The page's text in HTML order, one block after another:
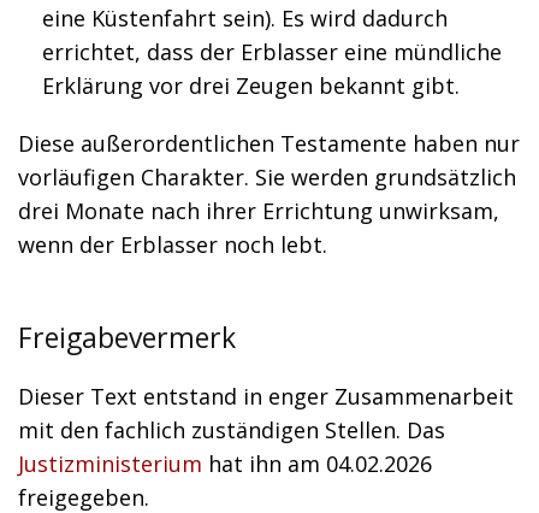
eine Küstenfahrt sein). Es wird dadurch
errichtet, dass der Erblasser eine mündliche
Erklärung vor drei Zeugen bekannt gibt.
Diese außerordentlichen Testamente haben nur
vorläufigen Charakter. Sie werden grundsätzlich
drei Monate nach ihrer Errichtung unwirksam,
wenn der Erblasser noch lebt.
Freigabevermerk
Dieser Text entstand in enger Zusammenarbeit
mit den fachlich zuständigen Stellen. Das
Justizministerium hat ihn am 04.02.2026
freigegeben.